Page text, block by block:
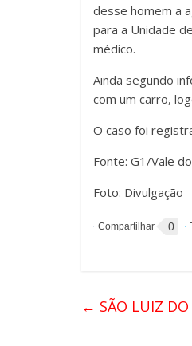
desse homem a
para a Unidade
médico.
Ainda segundo
com um carro,
O caso foi
Fonte: G1/Vale
Foto: Divulgação
0
← SÃO LUIZ DO